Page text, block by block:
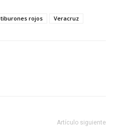
tiburones rojos Veracruz
Artículo siguiente